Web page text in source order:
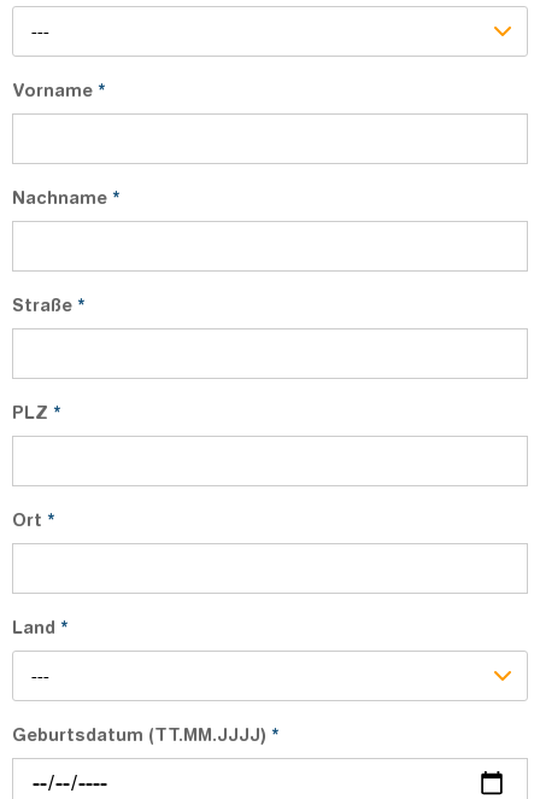
---
Vorname *
Nachname *
Straße *
PLZ *
Ort *
Land *
---
Geburtsdatum (TT.MM.JJJJ) *